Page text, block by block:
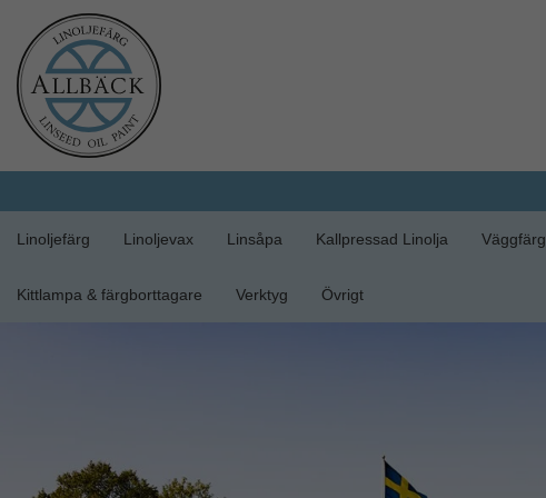
Linoljefärg Linoljevax Linsåpa Kallpressad Linolja Väggfärg
Kittlampa & färgborttagare Verktyg Övrigt